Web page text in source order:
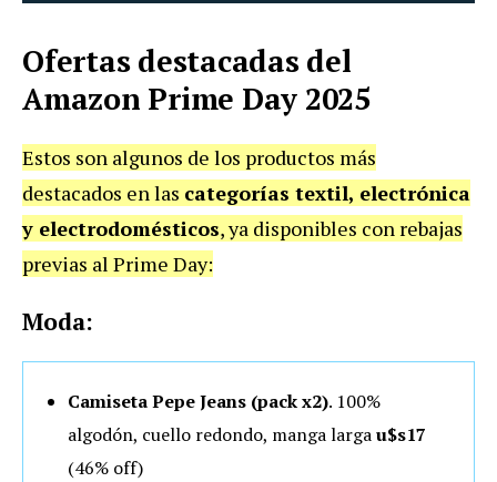
Ofertas destacadas del
Amazon Prime Day 2025
Estos son algunos de los productos más
destacados en las categorías textil, electrónica
y electrodomésticos, ya disponibles con rebajas
previas al Prime Day:
Moda:
Camiseta Pepe Jeans (pack x2). 100%
algodón, cuello redondo, manga largau$s17
(46% off)